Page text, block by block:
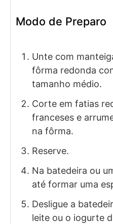
Modo de Preparo
Unte com
fôrma redonda
tamanho médio.
Corte em fatias
franceses e
na fôrma.
Reserve.
Na batedeira ou
até formar uma
Desligue a
leite ou o iogurte